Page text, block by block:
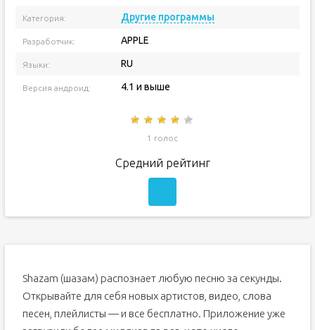
Категория: Другие программы
Разработчик: APPLE
Языки: RU
Версия андроид: 4.1 и выше
1 голос
Средний рейтинг
Shazam (шазам) распознает любую песню за секунды.
Открывайте для себя новых артистов, видео, слова
песен, плейлисты — и все бесплатно. Приложение уже